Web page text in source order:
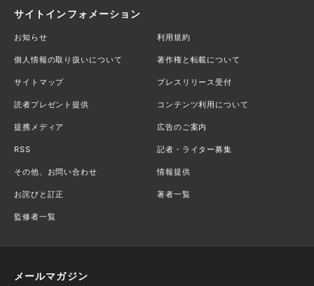
サイトインフォメーション
お知らせ 利用規約
個人情報の取り扱いについて 著作権と転載について
サイトマップ プレスリリース受付
読者プレゼント提供 コンテンツ利用について
提携メディア 広告のご案内
RSS 記者・ライター募集
その他、お問い合わせ 情報提供
お詫びと訂正 著者一覧
監修者一覧
メールマガジン